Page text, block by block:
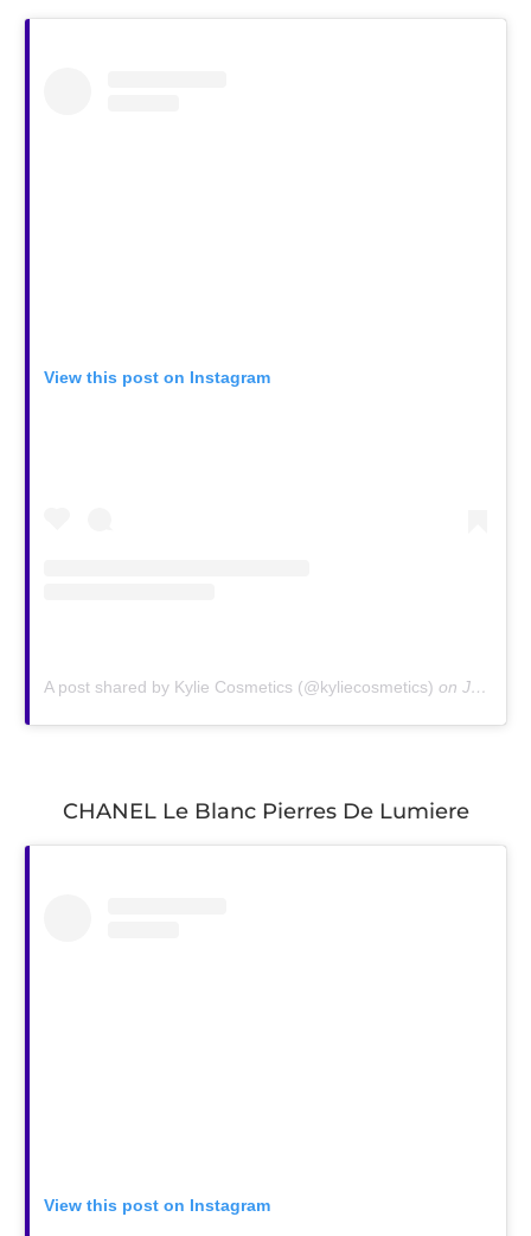
View this post on Instagram
A post shared by Kylie Cosmetics (@kyliecosmetics) on Jan 17, 2019 at 6:15am PST
CHANEL Le Blanc Pierres De Lumiere
View this post on Instagram